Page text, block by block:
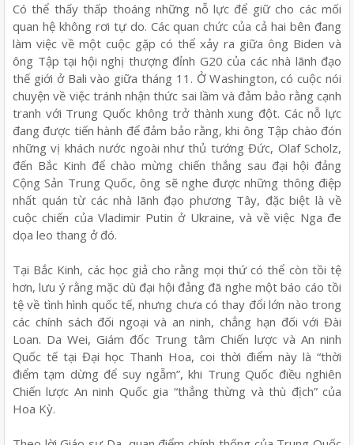
Có thể thấy thấp thoáng những nỗ lực để giữ cho các mối
quan hệ không rơi tự do. Các quan chức của cả hai bên đang
làm việc về một cuộc gặp có thể xảy ra giữa ông Biden và
ông Tập tại hội nghị thượng đỉnh G20 của các nhà lãnh đạo
thế giới ở Bali vào giữa tháng 11. Ở Washington, có cuộc nói
chuyện về việc tránh nhận thức sai lầm và đảm bảo rằng cạnh
tranh với Trung Quốc không trở thành xung đột. Các nỗ lực
đang được tiến hành để đảm bảo rằng, khi ông Tập chào đón
những vị khách nước ngoài như thủ tướng Đức, Olaf Scholz,
đến Bắc Kinh để chào mừng chiến thắng sau đại hội đảng
Cộng Sản Trung Quốc, ông sẽ nghe được những thông điệp
nhất quán từ các nhà lãnh đạo phương Tây, đặc biệt là về
cuộc chiến của Vladimir Putin ở Ukraine, và về việc Nga đe
dọa leo thang ở đó.
Tại Bắc Kinh, các học giả cho rằng mọi thứ có thể còn tồi tệ
hơn, lưu ý rằng mặc dù đại hội đảng đã nghe một báo cáo tồi
tệ về tình hình quốc tế, nhưng chưa có thay đổi lớn nào trong
các chính sách đối ngoại và an ninh, chẳng hạn đối với Đài
Loan. Da Wei, Giám đốc Trung tâm Chiến lược và An ninh
Quốc tế tại Đại học Thanh Hoa, coi thời điểm này là “thời
điểm tạm dừng để suy ngẫm”, khi Trung Quốc điều nghiên
Chiến lược An ninh Quốc gia “thẳng thừng và thù địch” của
Hoa Kỳ.